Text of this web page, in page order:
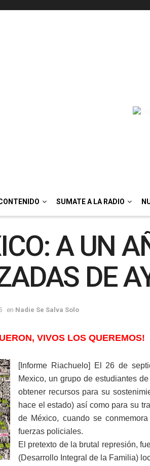
SUMATE A LA RADIO
A UN
DE
en Nadie Se Salva Solo
VIVOS LOS QUEREMOS!
[Informe Riachuelo] El 26 de
Mexico, un grupo de estudiantes
obtener recursos para su
hace el estado) así como para su
de México, cuando se
fuerzas policiales.
El pretexto de la brutal represión,
(Desarrollo Integral de la Familia)